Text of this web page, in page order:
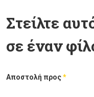
Στείλτε
σε έναν
Αποστολή προς*